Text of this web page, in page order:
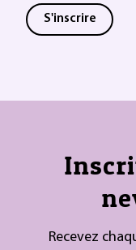
S'inscrire
Recevez